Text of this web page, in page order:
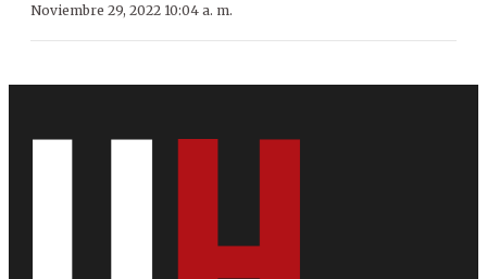
Noviembre 29, 2022 10:04 a. m.